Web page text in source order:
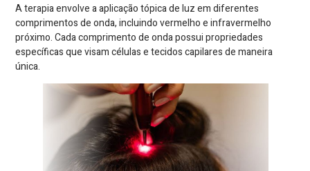
A terapia envolve a aplicação tópica de luz em diferentes
comprimentos de onda, incluindo vermelho e infravermelho
próximo. Cada comprimento de onda possui propriedades
específicas que visam células e tecidos capilares de maneira
única.